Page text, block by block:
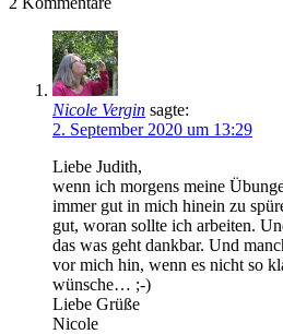
Nicole Vergin sagte:
2. September 2020 um 13:29
Liebe Judith,
wenn ich morgens meine
immer gut in mich hinein zu
gut, woran sollte ich arbeiten.
das was geht dankbar. Und
vor mich hin, wenn es nicht so
wünsche… ;-)
Liebe Grüße
Nicole